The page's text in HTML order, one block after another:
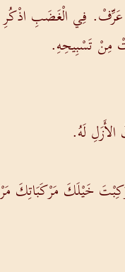
فِي الْغَضَبِ اذْكُرِ
مِنْ تَسْبِيحِهِ.
لَهُ.
خَيْلَكَ مَرْكَبَاتِكَ